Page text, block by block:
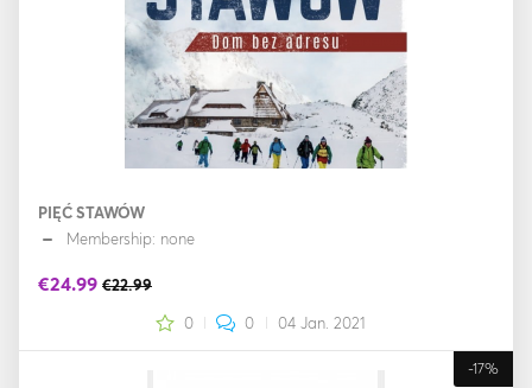
PIĘĆ STAWÓW
Membership: none
€24.99 €22.99
0 0 04 Jan. 2021
-17%